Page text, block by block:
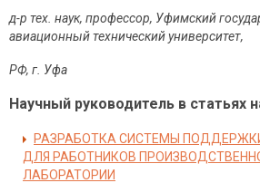
д-р тех. наук, профессор, Уфимский
авиационный технический университет,
РФ, г. Уфа
Научный руководитель в статьях
РАЗРАБОТКА СИСТЕМЫ
ДЛЯ РАБОТНИКОВ
ЛАБОРАТОРИИ